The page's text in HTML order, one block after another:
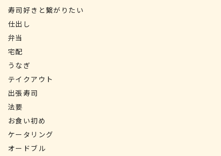
寿司好きと繋がりたい
仕出し
弁当
宅配
うなぎ
テイクアウト
出張寿司
法要
お食い初め
ケータリング
オードブル